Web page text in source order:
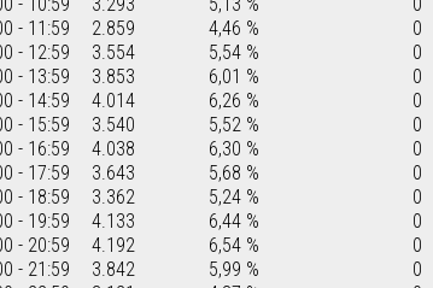
- 11:59
2.859 4,46 % 0
- 12:59
3.554 5,54 % 0
- 13:59
3.853 6,01 % 0
- 14:59
4.014 6,26 % 0
- 15:59
3.540 5,52 % 0
- 16:59
4.038 6,30 % 0
- 17:59
3.643 5,68 % 0
- 18:59
3.362 5,24 % 0
- 19:59
4.133 6,44 % 0
- 20:59
4.192 6,54 % 0
- 21:59
3.842 5,99 % 0